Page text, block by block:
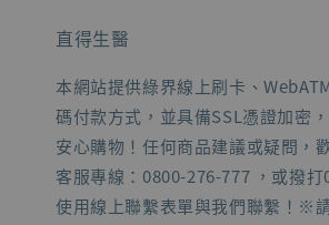
直得生醫
本網站提供綠界線上刷卡、
碼付款方式，並具備SSL憑證加密
安心購物！任何商品建議或疑問，
客服專線：0800-276-777 ，或撥
使用線上聯繫表單與我們聯繫！※